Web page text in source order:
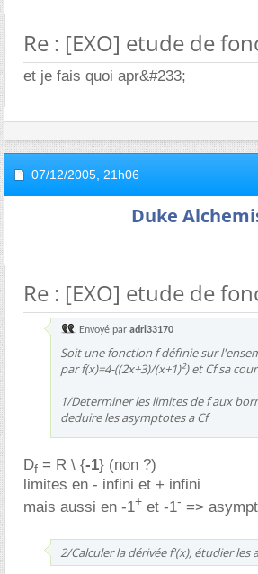
Re : [EXO] etude de
et je fais quoi apr&#233;
07/12/2005, 21h06
Duke
Re : [EXO] etude de
Envoyé par adri33170
Soit une fonction f définie sur
par f(x)=4-((2x+3)/(x+1)²) et Cf sa
1/Determiner les limites de f aux
deduire les asymptotes a Cf
Df = R \ {-1} (non ?)
limites en - infini et + infini
mais aussi en -1+ et -1- =>
2/Calculer la dérivée f'(x), étudier les